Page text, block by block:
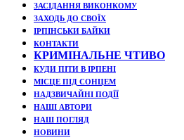
ЗАСІДАННЯ ВИКОНКОМУ
ЗАХОДЬ ДО СВОЇХ
ІРПІНСЬКИ БАЙКИ
КОНТАКТИ
КРИМІНАЛЬНЕ ЧТИВО
КУДИ ПІТИ В ІРПЕНІ
МІСЦЕ ПІД СОНЦЕМ
НАДЗВИЧАЙНІ ПОДЇЇ
НАШІ АВТОРИ
НАШ ПОГЛЯД
НОВИНИ